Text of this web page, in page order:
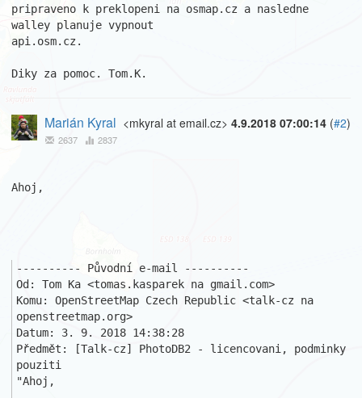
pripraveno k preklopeni na osmap.cz a nasledne
walley planuje vypnout
api.osm.cz.
Diky za pomoc. Tom.K.
4.9.2018 07:00:14 (#2)
Marián Kyral <mkyral at email.cz>
2637 2837
Ahoj,
---------- Původní e-mail ----------
Od: Tom Ka <tomas.kasparek na gmail.com>
Komu: OpenStreetMap Czech Republic <talk-cz na
openstreetmap.org>
Datum: 3. 9. 2018 14:38:28
Předmět: [Talk-cz] PhotoDB2 - licencovani, podminky
pouziti
"Ahoj,